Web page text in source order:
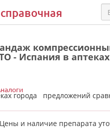
- Испания в
города предложений
Цены и наличие препарата